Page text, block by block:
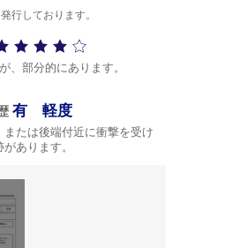
行しております。
、部分的にあります。
有 軽度
たは後端付近に衝撃を受け
があります。